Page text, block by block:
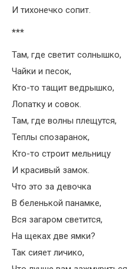
И тихонечко сопит.
***
Там, где светит солнышко,
Чайки и песок,
Кто-то тащит ведрышко,
Лопатку и совок.
Там, где волны плещутся,
Теплы спозаранок,
Кто-то строит мельницу
И красивый замок.
Что это за девочка
В беленькой панамке,
Вся загаром светится,
На щеках две ямки?
Так сияет личико,